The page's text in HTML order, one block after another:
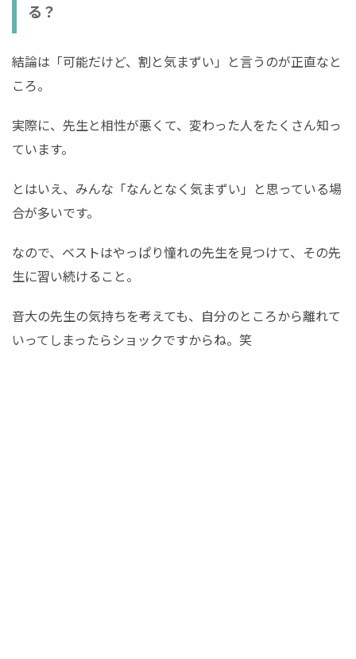
る？
結論は「可能だけど、割と気まずい」と言うのが正直なと
ころ。
実際に、先生と相性が悪くて、変わった人をたくさん知っ
ています。
とはいえ、みんな「なんとなく気まずい」と思っている場
合が多いです。
なので、ベストはやっぱり憧れの先生を見つけて、その先
生に習い続けること。
音大の先生の気持ちを考えても、自分のところから離れて
いってしまったらショックですからね。笑